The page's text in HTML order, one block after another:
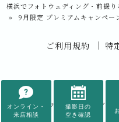
横浜でフォトウェディング・前撮
»
9月限定 プレミアムキャンペー
オンライン・
来店相談
撮影日の
空き確認
ご利用規約 特
© 2026横浜でフォトウェディング・